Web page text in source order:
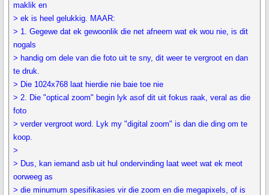
maklik en
> ek is heel gelukkig. MAAR:
> 1. Gegewe dat ek gewoonlik die net afneem wat ek wou nie, is dit
nogals
> handig om dele van die foto uit te sny, dit weer te vergroot en dan
te druk.
> Die 1024x768 laat hierdie nie baie toe nie
> 2. Die "optical zoom" begin lyk asof dit uit fokus raak, veral as die
foto
> verder vergroot word. Lyk my "digital zoom" is dan die ding om te
koop.
>
> Dus, kan iemand asb uit hul ondervinding laat weet wat ek meot
oorweeg as
> die minumum spesifikasies vir die zoom en die megapixels, of is